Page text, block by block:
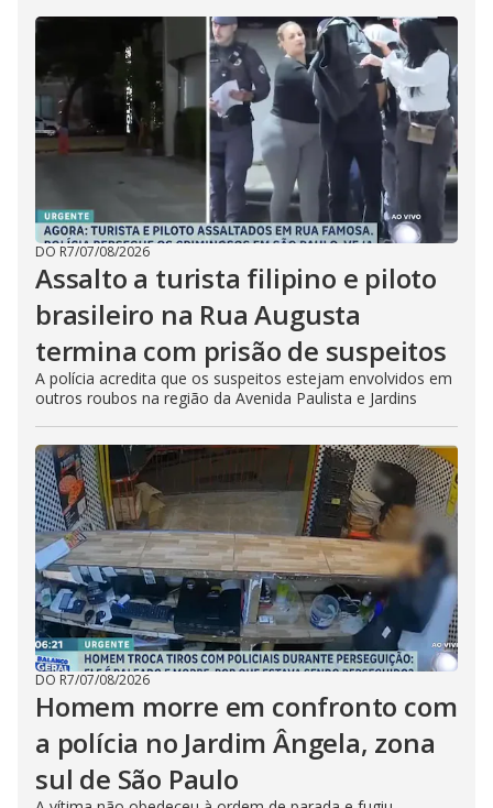
DO R7/07/08/2026
Assalto a turista filipino e piloto
brasileiro na Rua Augusta
termina com prisão de suspeitos
A polícia acredita que os suspeitos estejam envolvidos em
outros roubos na região da Avenida Paulista e Jardins
DO R7/07/08/2026
Homem morre em confronto com
a polícia no Jardim Ângela, zona
sul de São Paulo